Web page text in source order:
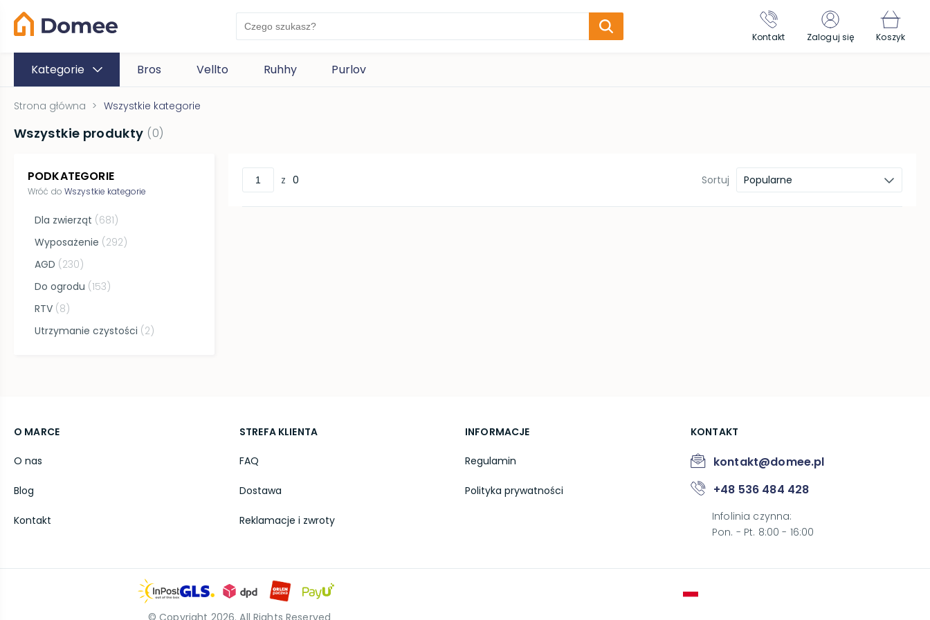
Kontakt Zaloguj się Koszyk
Kategorie Bros Vellto Ruhhy Purlov
Strona główna > Wszystkie kategorie
Wszystkie produkty (0)
PODKATEGORIE
Wróć do Wszystkie kategorie
Dla zwierząt (681)
Wyposażenie (292)
AGD (230)
Do ogrodu (153)
RTV (8)
Utrzymanie czystości (2)
z 0 Sortuj Popularne
O MARCE
O nas
Blog
Kontakt
STREFA KLIENTA
FAQ
Dostawa
Reklamacje i zwroty
INFORMACJE
Regulamin
Polityka prywatności
KONTAKT
kontakt@domee.pl
+48 536 484 428
Infolinia czynna:
Pon. - Pt. 8:00 - 16:00
© Copyright 2026. All Rights Reserved